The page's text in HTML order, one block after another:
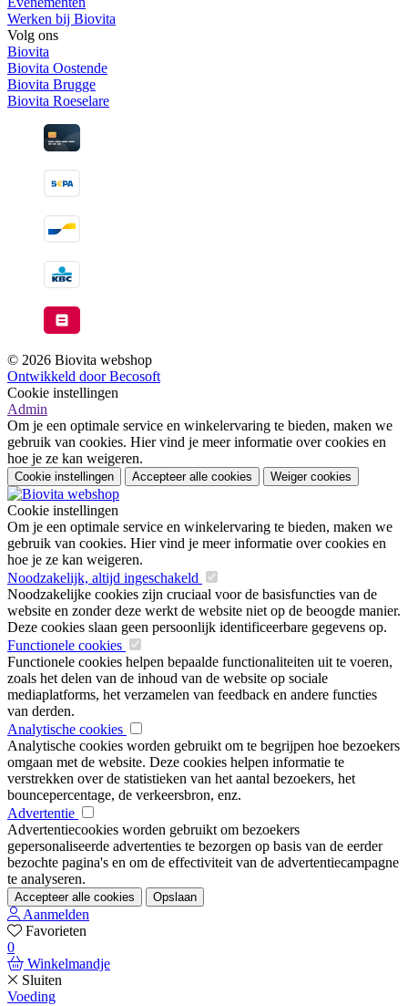
Werken bij Biovita
Volg ons
Biovita
Biovita Oostende
Biovita Brugge
Biovita Roeselare
© 2026 Biovita webshop
Ontwikkeld door Becosoft
Cookie instellingen
Admin
Om je een optimale service en winkelervaring te bieden, maken we
gebruik van cookies. Hier vind je meer informatie over cookies en
hoe je ze kan weigeren.
Cookie instellingen Accepteer alle cookies Weiger cookies
Cookie instellingen
Om je een optimale service en winkelervaring te bieden, maken we
gebruik van cookies. Hier vind je meer informatie over cookies en
hoe je ze kan weigeren.
Noodzakelijk, altijd ingeschakeld
Noodzakelijke cookies zijn cruciaal voor de basisfuncties van de
website en zonder deze werkt de website niet op de beoogde manier.
Deze cookies slaan geen persoonlijk identificeerbare gegevens op.
Functionele cookies
Functionele cookies helpen bepaalde functionaliteiten uit te voeren,
zoals het delen van de inhoud van de website op sociale
mediaplatforms, het verzamelen van feedback en andere functies
van derden.
Analytische cookies
Analytische cookies worden gebruikt om te begrijpen hoe bezoekers
omgaan met de website. Deze cookies helpen informatie te
verstrekken over de statistieken van het aantal bezoekers, het
bouncepercentage, de verkeersbron, enz.
Advertentie
Advertentiecookies worden gebruikt om bezoekers
gepersonaliseerde advertenties te bezorgen op basis van de eerder
bezochte pagina's en om de effectiviteit van de advertentiecampagne
te analyseren.
Accepteer alle cookies Opslaan
Aanmelden
Favorieten
0
Winkelmandje
Sluiten
Voeding